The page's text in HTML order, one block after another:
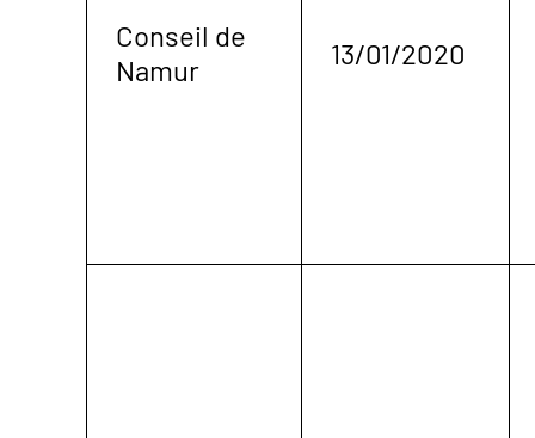
Conseil de
Namur
13/01/2020